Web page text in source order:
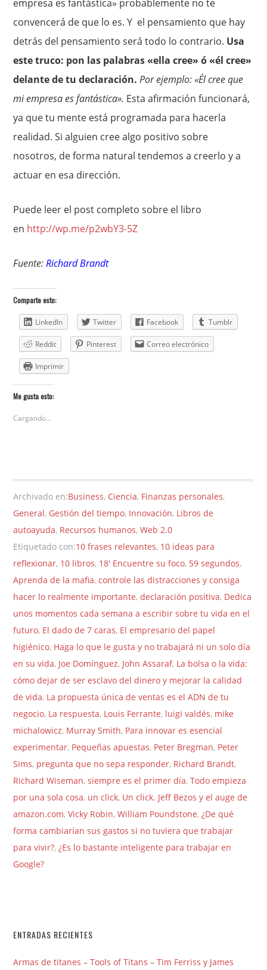
empresa es fantástica» probablemente no te
convencerá de que lo es. Y el pensamiento que hay
detrás del pensamiento será todo lo contrario. Usa
este truco: pon las palabras «ella cree» ó «él cree»
delante de tu declaración. Por ejemplo: «Él cree que
mi empresa es fantástica». Esta afirmación funcionará,
ya que tu mente está programada para hacerla
realidad. Si alguien cree algo positivo sobre
nosotros, de forma natural tendemos a creerlo y a
actuar en esa dirección.
Puede leer el post completo sobre el libro
en http://wp.me/p2wbY3-5Z
Fuente:Richard Brandt
Comparte esto:
LinkedIn Twitter Facebook Tumblr
Reddit Pinterest Correo electrónico
Imprimir
Me gusta esto:
Cargando...
Archivado en:Business, Ciencia, Finanzas personales,
General, Gestión del tiempo, Innovación, Libros de
autoayuda, Recursos humanos,Web 2.0
Etiquetado con:10 frases relevantes, 10 ideas para
reflexionar, 10 libros, 18' Encuentre su foco, 59 segundos,
Aprenda de la mafia,controle las distracciones y consiga
hacer lo realmente importante,declaración positiva, Dedica
unos momentos cada semana a escribir sobre tu vida en el
futuro, El dado de 7 caras, El empresario del papel
higiénico, Haga lo que le gusta y no trabajará ni un solo día
en su vida, Joe Domínguez, John Assaraf, La bolsa o la vida:
cómo dejar de ser esclavo del dinero y mejorar la calidad
de vida, La propuesta única de ventas es el ADN de tu
negocio, La respuesta, Louis Ferrante, luigi valdés, mike
michalowicz, Murray Smith, Para innovar es esencial
experimentar, Pequeñas apuestas, Peter Bregman, Peter
Sims, pregunta que no sepa responder, Richard Brandt,
Richard Wiseman,siempre es el primer día,Todo empieza
por una sola cosa, un click, Un click. Jeff Bezos y el auge de
amazon.com,Vicky Robin,William Poundstone,¿De qué
forma cambiarían sus gastos si no tuviera que trabajar
para vivir?,¿Es lo bastante inteligente para trabajar en
Google?
ENTRADAS RECIENTES
Armas de titanes – Tools of Titans – Tim Ferriss y James